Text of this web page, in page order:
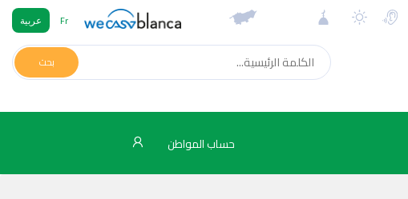
Fr عربية
بحث
حساب المواطن